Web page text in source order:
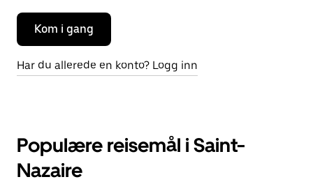
Kom i gang
Har du allerede en konto? Logg inn
Populære reisemål i Saint-
Nazaire